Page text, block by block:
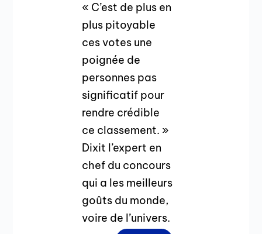
« C’est de plus en
plus pitoyable
ces votes une
poignée de
personnes pas
significatif pour
rendre crédible
ce classement. »
Dixit l’expert en
chef du concours
qui a les meilleurs
goûts du monde,
voire de l’univers.